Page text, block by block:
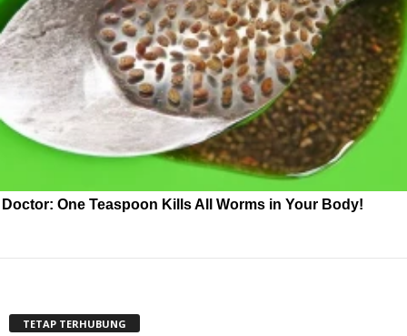
Doctor: One Teaspoon Kills All Worms in Your Body!
TETAP TERHUBUNG